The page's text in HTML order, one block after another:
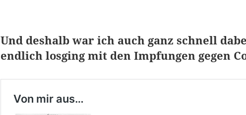
Und deshalb war ich auch ganz schnell
endlich losging mit den Impfungen gegen